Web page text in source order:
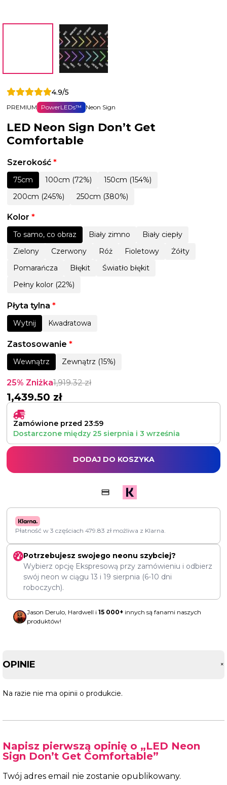
4.9/5
PREMIUM PowerLEDs™ Neon Sign
LED Neon Sign Don’t Get
Comfortable
Szerokość *
75cm 100cm (72%)
150cm (154%)
200cm (245%)
250cm (380%)
Kolor *
To samo, co obraz Biały zimno
Biały ciepły
Zielony
Czerwony Róż Fioletowy
Żółty
Pomarańcza
Błękit
Światło błękit
Pełny kolor (22%)
Płyta tylna *
Wytnij Kwadratowa
Zastosowanie *
Wewnątrz Zewnątrz (15%)
25% Zniżka1,919.32zł
1,439.50 zł
Zamówione przed 23:59
Dostarczone między 25 sierpnia i 3 września
DODAJ DO KOSZYKA
Płatność w 3 częściach 479.83 zł możliwa z Klarna.
Potrzebujesz swojego neonu szybciej?
Wybierz opcję Ekspresową przy zamówieniu i odbierz
swój neon w ciągu 13 i 19 sierpnia (6-10 dni
roboczych).
Jason Derulo, Hardwell i 15 000+ innych są fanami naszych
produktów!
OPINIE +
Na razie nie ma opinii o produkcie.
Napisz pierwszą opinię o „LED Neon
Sign Don’t Get Comfortable”
Twój adres email nie zostanie opublikowany.